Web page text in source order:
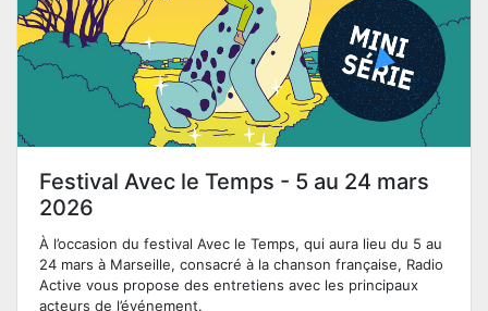
Festival Avec le Temps - 5 au 24 mars
2026
À l’occasion du festival Avec le Temps, qui aura lieu du 5 au
24 mars à Marseille, consacré à la chanson française, Radio
Active vous propose des entretiens avec les principaux
acteurs de l’événement.